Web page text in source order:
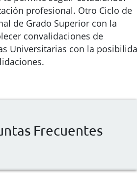
profesional. Otro Ciclo de
de Grado Superior con la
convalidaciones de
Universitarias con la
Frecuentes